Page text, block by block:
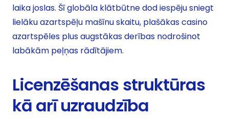
laika joslas. Šī globāla klātbūtne dod iespēju sniegt
lielāku azartspēļu mašīnu skaitu, plašākas casino
azartspēles plus augstākas derības nodrošinot
labākām peļņas rādītājiem.
Licenzēšanas struktūras
kā arī uzraudzība